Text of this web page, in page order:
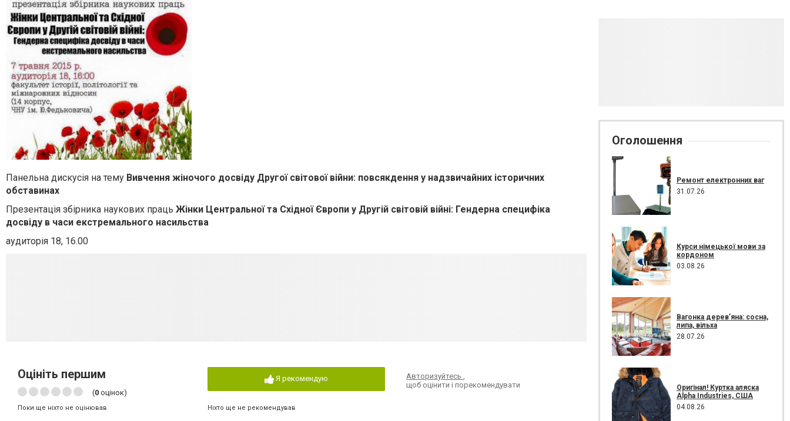
Панельна дискусія на тему Вивчення жіночого досвіду Другої світової війни: повсякдення у надзвичайних історичних
обставинах
Презентація збірника наукових праць Жінки Центральної та Східної Європи у Другій світовій війні: Гендерна специфіка
досвіду в часи екстремального насильства
аудиторія 18, 16.00
Оцініть першим
(0 оцінок)
Поки ще ніхто не оцінював
Я рекомендую
Ніхто ще не рекомендував
Авторизуйтесь,
щоб оцінити і порекомендувати
Оголошення
Ремонт електронних ваг
31.07.26
Курси німецької мови за
кордоном
03.08.26
Вагонка дерев’яна: сосна,
липа, вільха
28.07.26
Оригінал! Куртка аляска
Alpha Industries, США
04.08.26